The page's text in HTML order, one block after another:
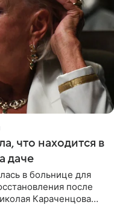
что находится в
даче
в больнице для
после
Караченцова